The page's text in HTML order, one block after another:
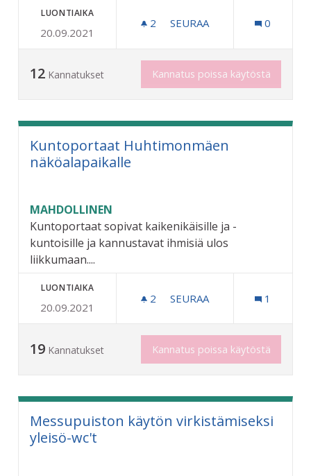
LUONTIAIKA
20.09.2021
2 2 SEURAAJAA
SEURAA 0
12 Kannatukset Kannatus poissa käytöstä
Kuntoportaat Huhtimonmäen
näköalapaikalle
MAHDOLLINEN
Kuntoportaat sopivat kaikenikäisille ja -
kuntoisille ja kannustavat ihmisiä ulos
liikkumaan....
LUONTIAIKA
20.09.2021
2 2 SEURAAJAA
SEURAA 1
19 Kannatukset Kannatus poissa käytöstä
Messupuiston käytön virkistämiseksi
yleisö-wc't